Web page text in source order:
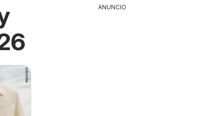
ANUNCIO